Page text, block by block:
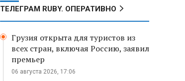
ТЕЛЕГРАМ RUBY. ОПЕРАТИВНО
Грузия открыта для туристов из
всех стран, включая Россию, заявил
премьер
06 августа 2026, 17:06